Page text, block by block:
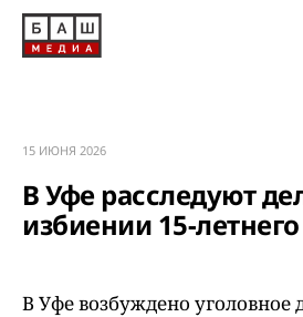
15 ИЮНЯ 2026
В Уфе расследуют
избиении 15-
В Уфе возбуждено уголовное